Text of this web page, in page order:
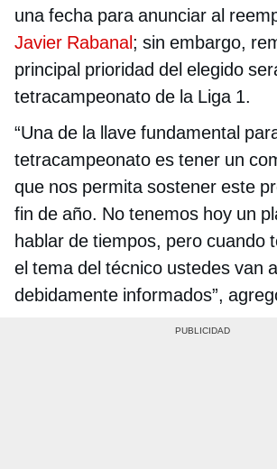
una fecha para anunciar al
Javier Rabanal; sin embargo,
principal prioridad del elegido
tetracampeonato de la Liga 1.
“Una de la llave fundamental
tetracampeonato es tener un
que nos permita sostener este
fin de año. No tenemos hoy un
hablar de tiempos, pero cuando
el tema del técnico ustedes van
debidamente informados”,